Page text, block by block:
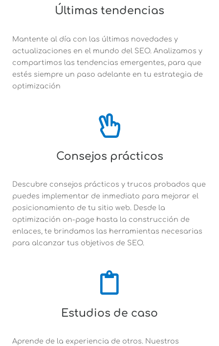
Últimas tendencias
Mantente al día con las últimas novedades y
actualizaciones en el mundo del SEO. Analizamos y
compartimos las tendencias emergentes, para que
estés siempre un paso adelante en tu estrategia de
optimización
Consejos prácticos
Descubre consejos prácticos y trucos probados que
puedes implementar de inmediato para mejorar el
posicionamiento de tu sitio web. Desde la
optimización on-page hasta la construcción de
enlaces, te brindamos las herramientas necesarias
para alcanzar tus objetivos de SEO.
Estudios de caso
Aprende de la experiencia de otros. Nuestros